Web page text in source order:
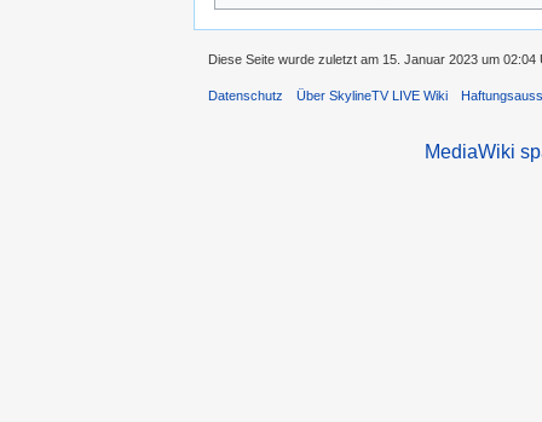
Diese Seite wurde zuletzt am 15. Januar 2023 um 02:04
Datenschutz Über SkylineTV LIVE Wiki
MediaWiki